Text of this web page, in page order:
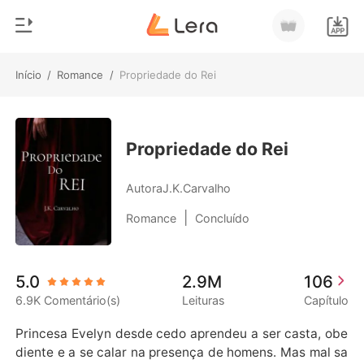
Início / Romance / Propriedade do Rei
Histórico
Baixar App
Gênero
Moderno
Lobisomem
Contos
Bilionários
Propriedade do Rei
AutoraJ.K.Carvalho
Romance Concluído
5.0
6.9K Comentário(s)
2.9M
Leituras
106
Capítulo
Princesa Evelyn desde cedo aprendeu a ser casta, obe
diente e a se calar na presença de homens. Mas mal sa